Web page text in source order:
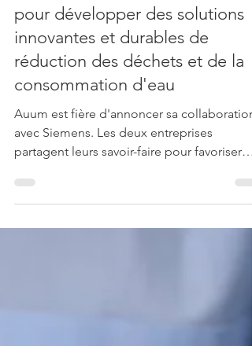
Auum et Siemens collaborent
pour développer des solutions
innovantes et durables de
réduction des déchets et de la
consommation d'eau
Auum est fière d'annoncer sa collaboration
avec Siemens. Les deux entreprises
partagent leurs savoir-faire pour favoriser